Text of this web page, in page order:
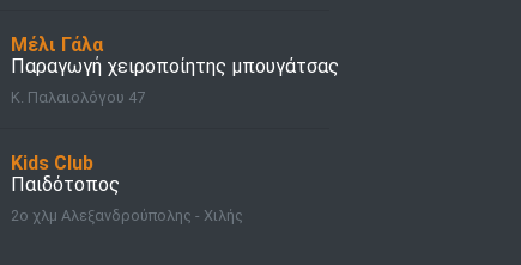
Μέλι Γάλα
Παραγωγή χειροποίητης μπουγάτσας
Κ. Παλαιολόγου 47
Kids Club
Παιδότοπος
2o χλμ Αλεξανδρούπολης - Χιλής